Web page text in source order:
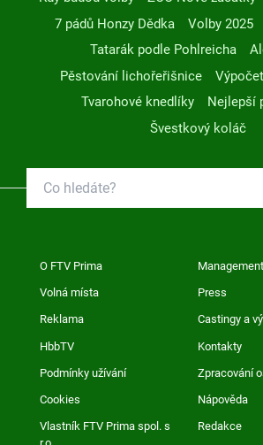
7 pádů Honzy Dědka
Volby 2025
Tatarák podle Pohlreicha
Pěstování lichořeřišnice
Tvarohové knedlíky
Nejlepší
Švestkový koláč
O FTV Prima Management
Volná místa Press
Reklama Castingy a
HbbTV Kontakty
Podmínky užívání Zpracování
Cookies Nápověda
Vlastník FTV Prima spol. s
Redakce